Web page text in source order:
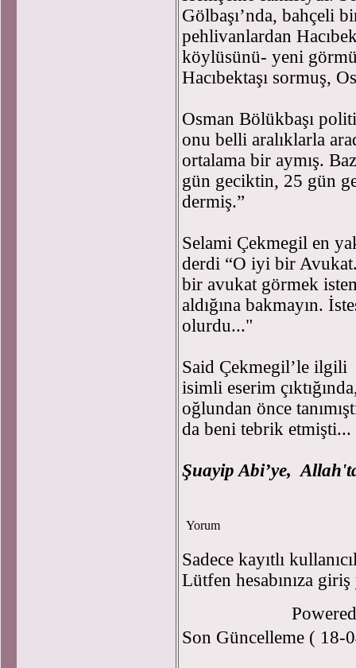
Gölbaşı’nda, bahçeli
pehlivanlardan
köylüsünü- yeni
Hacıbektaşı sormuş,
Osman Bölükbaşı
onu belli aralıklarla
ortalama bir aymış.
gün geciktin, 25 gün
dermiş.”
Selami Çekmegil en
derdi “O iyi bir
bir avukat görmek
aldığına bakmayın.
olurdu..."
Said Çekmegil’le ilgili
isimli eserim
oğlundan önce
da beni tebrik etmişti...
Şuayip Abi’ye,
Yorum
Sadece kayıtlı
Lütfen hesabınıza
Son Güncelleme ( 18-